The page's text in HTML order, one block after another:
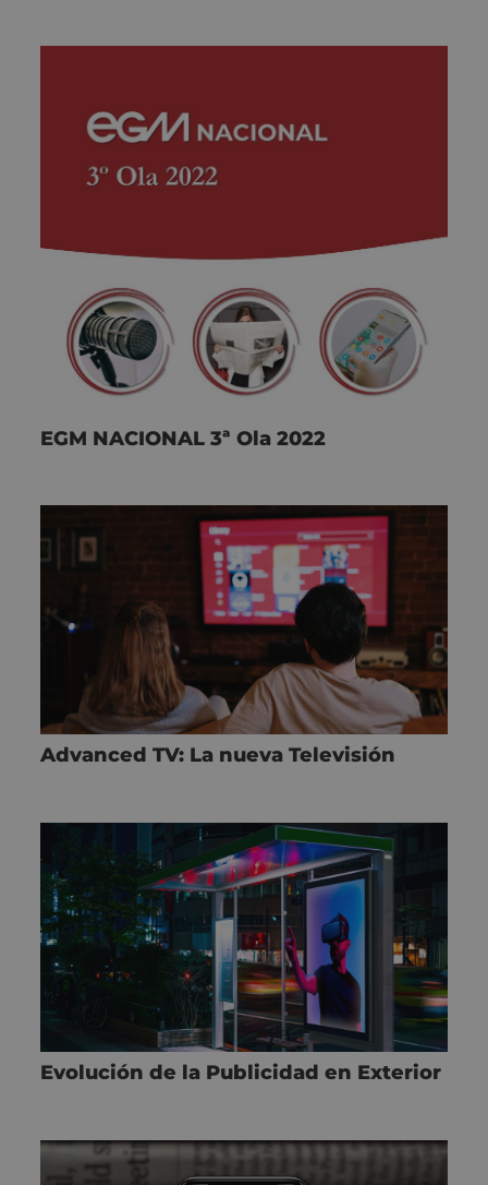
EGM NACIONAL 3ª Ola 2022
Advanced TV: La nueva Televisión
Evolución de la Publicidad en Exterior